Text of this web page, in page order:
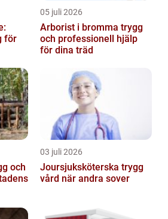
för
05 juli 2026
Arborist i bromma trygg
och professionell hjälp
för dina träd
03 juli 2026
Joursjuksköterska trygg
vård när andra sover